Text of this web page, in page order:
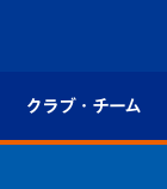
クラブ・チーム